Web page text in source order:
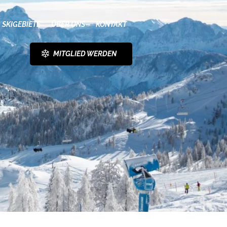
SKIGEBIETE ÜBER UNS KONTAKT
MITGLIED WERDEN